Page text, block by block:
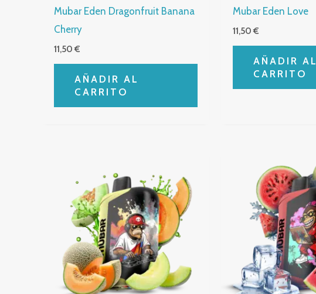
Mubar Eden Dragonfruit Banana
Cherry
11,50€
AÑADIR AL
CARRITO
Mubar Eden Love
11,50€
AÑADIR AL
CARRITO